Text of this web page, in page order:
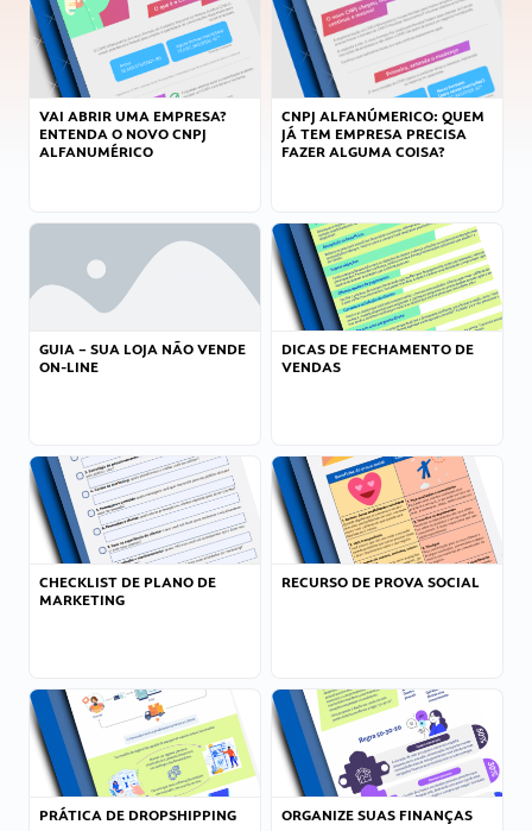
VAI ABRIR UMA EMPRESA?
ENTENDA O NOVO CNPJ
ALFANUMÉRICO
CNPJ ALFANÚMERICO: QUEM
JÁ TEM EMPRESA PRECISA
FAZER ALGUMA COISA?
GUIA – SUA LOJA NÃO VENDE
ON-LINE
DICAS DE FECHAMENTO DE
VENDAS
CHECKLIST DE PLANO DE
MARKETING
RECURSO DE PROVA SOCIAL
PRÁTICA DE DROPSHIPPING ORGANIZE SUAS FINANÇAS